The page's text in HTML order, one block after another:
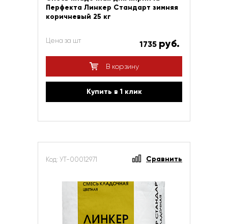
Перфекта Линкер Стандарт зимняя
коричневый 25 кг
Цена за шт 1735 руб.
В корзину
Купить в 1 клик
Код: УТ-00012971 Сравнить